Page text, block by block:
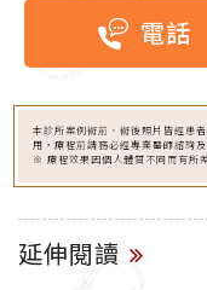
電話
本診所案例術前、術後照片皆經患
用，療程前請務必經專業醫師諮詢
※ 療程效果因個人體質不同而有所
延伸閱讀